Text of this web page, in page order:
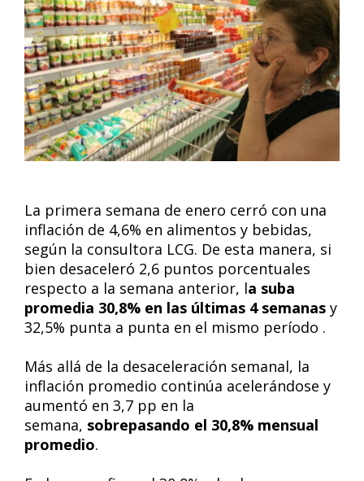
La primera semana de enero cerró con una
inflación de 4,6% en alimentos y bebidas,
según la consultora LCG. De esta manera, si
bien desaceleró 2,6 puntos porcentuales
respecto a la semana anterior, la suba
promedia 30,8% en las últimas 4 semanas y
32,5% punta a punta en el mismo período .
Más allá de la desaceleración semanal, la
inflación promedio continúa acelerándose y
aumentó en 3,7 pp en la
semana, sobrepasando el 30,8% mensual
promedio.